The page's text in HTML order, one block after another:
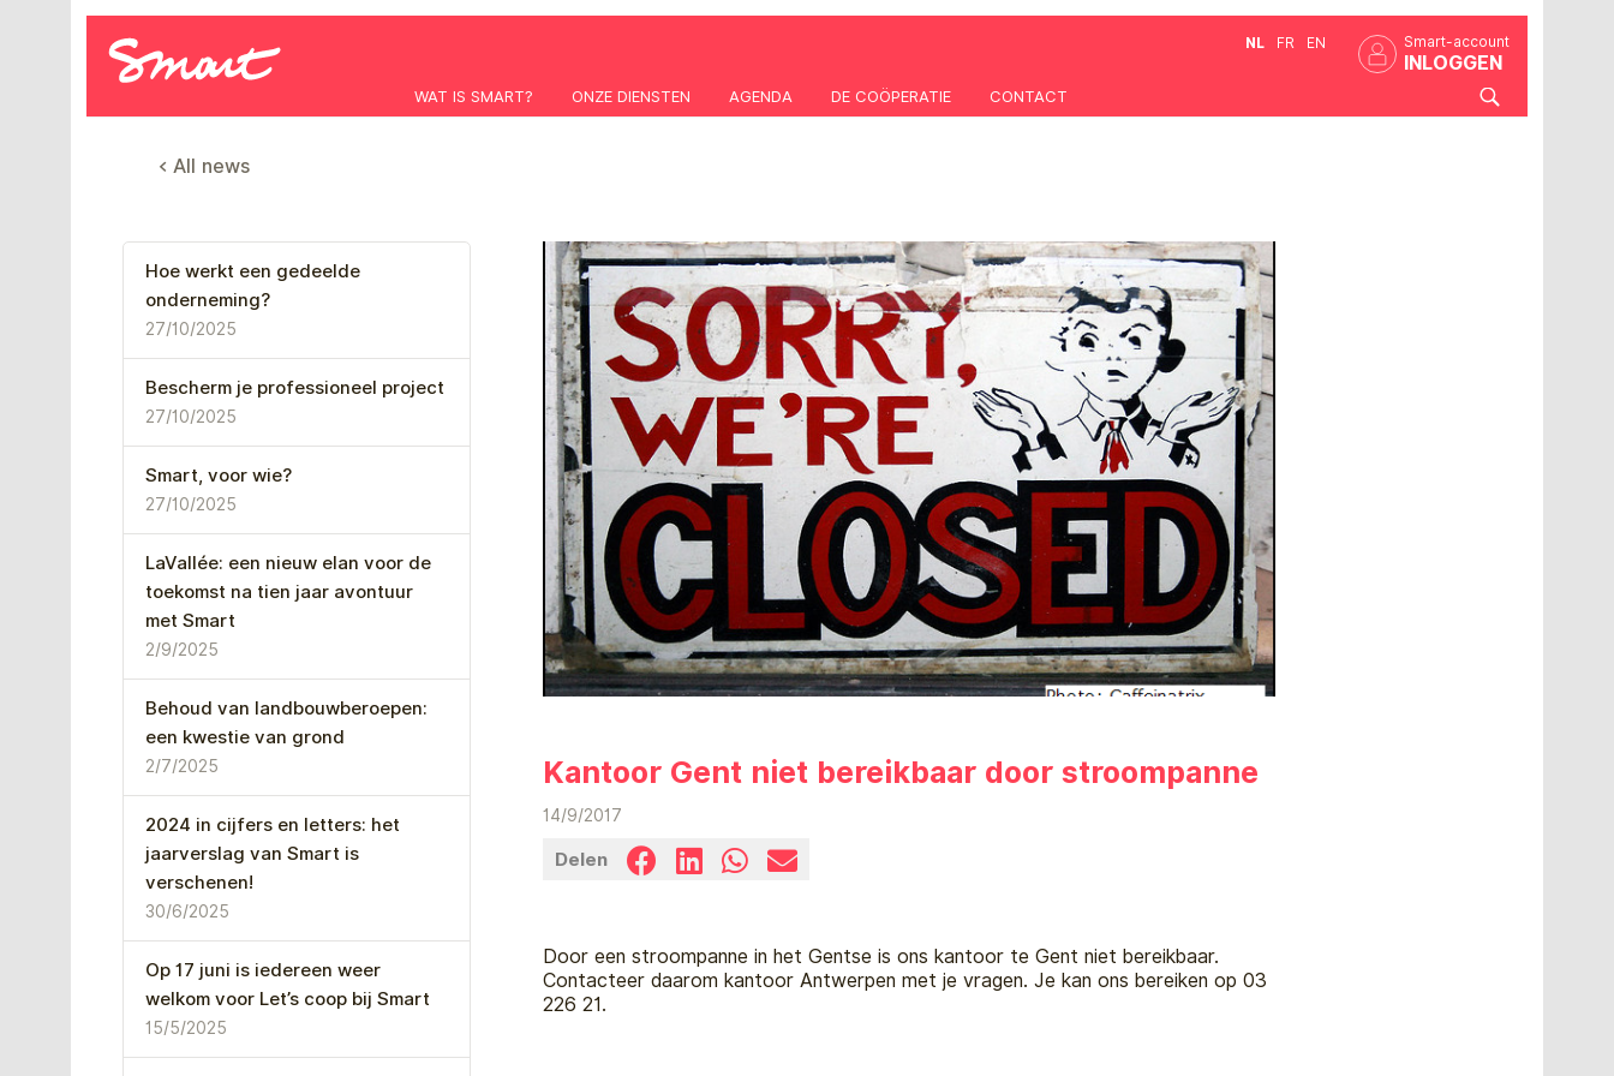
Smart-account
INLOGGEN
NL FR EN
WAT IS SMART? ONZE DIENSTEN AGENDA DE COÖPERATIE CONTACT
< All news
Hoe werkt een gedeelde
onderneming?
27/10/2025
Bescherm je professioneel project
27/10/2025
Smart, voor wie?
27/10/2025
LaVallée: een nieuw elan voor de
toekomst na tien jaar avontuur
met Smart
2/9/2025
Behoud van landbouwberoepen:
een kwestie van grond
2/7/2025
2024 in cijfers en letters: het
jaarverslag van Smart is
verschenen!
30/6/2025
Op 17 juni is iedereen weer
welkom voor Let’s coop bij Smart
15/5/2025
Kantoor Gent niet bereikbaar door stroompanne
14/9/2017
Delen
Door een stroompanne in het Gentse is ons kantoor te Gent niet bereikbaar.
Contacteer daarom kantoor Antwerpen met je vragen. Je kan ons bereiken op 03
226 21.